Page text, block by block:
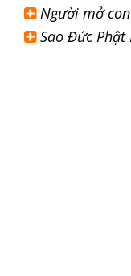
Người mở
Sao Đức